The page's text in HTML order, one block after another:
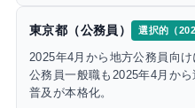
東京都（公務員） 選択的（
2025年4月から地方公務員向
公務員一般職も2025年4月か
普及が本格化。